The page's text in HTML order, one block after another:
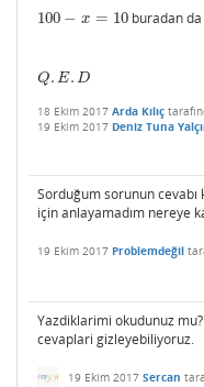
100 − x = 10
100 −x=10 buradan
Q. E. D
Q.E.D
18 Ekim 2017 Arda Kılıç
19 Ekim 2017 Deniz Tuna
Sorduğum sorunun
için anlayamadım nereye
19 Ekim 2017 Problemdeğil
Yazdiklarimi okudunuz
cevaplari gizleyebiliyoruz.
19 Ekim 2017 Sercan